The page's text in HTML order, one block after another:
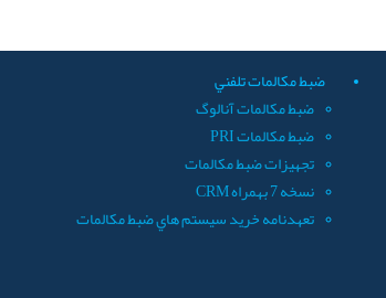
ضبط مکالمات تلفني
ضبط مکالمات آنالوگ
ضبط مکالمات PRI
تجهيزات ضبط مکالمات
نسخه 7 بهمراه CRM
تعهدنامه خريد سيستم هاي ضبط مکالمات